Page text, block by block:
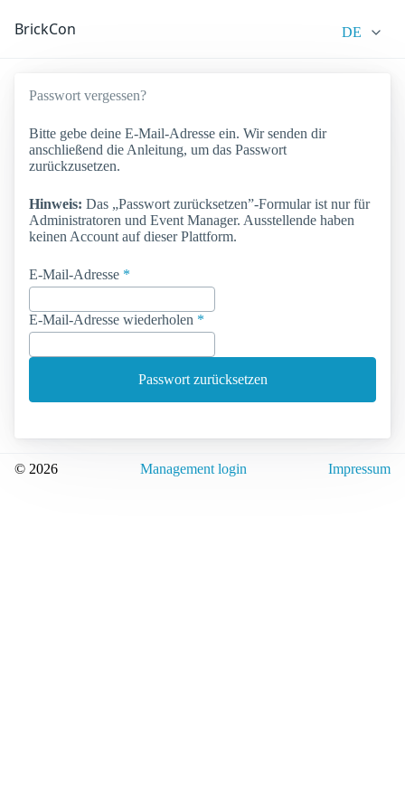
BrickCon DE
Passwort vergessen?
Bitte gebe deine E-Mail-Adresse ein. Wir senden dir
anschließend die Anleitung, um das Passwort
zurückzusetzen.
Hinweis: Das „Passwort zurücksetzen”-Formular ist nur für
Administratoren und Event Manager. Ausstellende haben
keinen Account auf dieser Plattform.
E-Mail-Adresse
E-Mail-Adresse wiederholen
Passwort zurücksetzen
© 2026 Management login Impressum